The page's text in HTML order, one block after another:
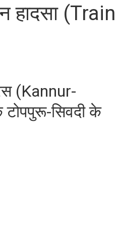
(Train
(Kannur-
सिवदी के